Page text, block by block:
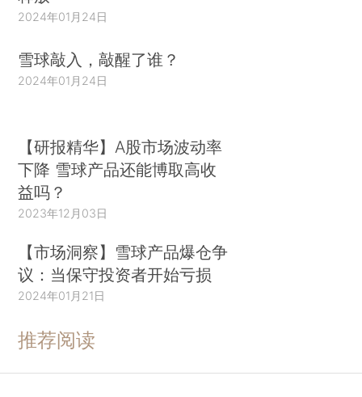
2024年01月24日
雪球敲入，敲醒了谁？
2024年01月24日
【研报精华】A股市场波动率
下降 雪球产品还能博取高收
益吗？
2023年12月03日
【市场洞察】雪球产品爆仓争
议：当保守投资者开始亏损
2024年01月21日
推荐阅读